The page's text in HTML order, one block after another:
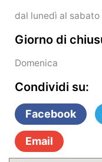
dal lunedì al
Giorno di
Domenica
Condividi su:
Facebook
Email